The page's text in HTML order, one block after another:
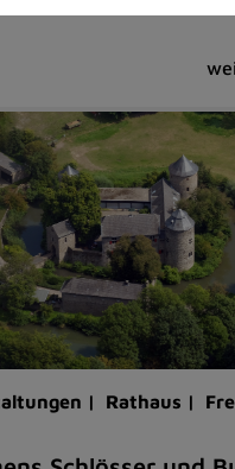
| Rathaus |